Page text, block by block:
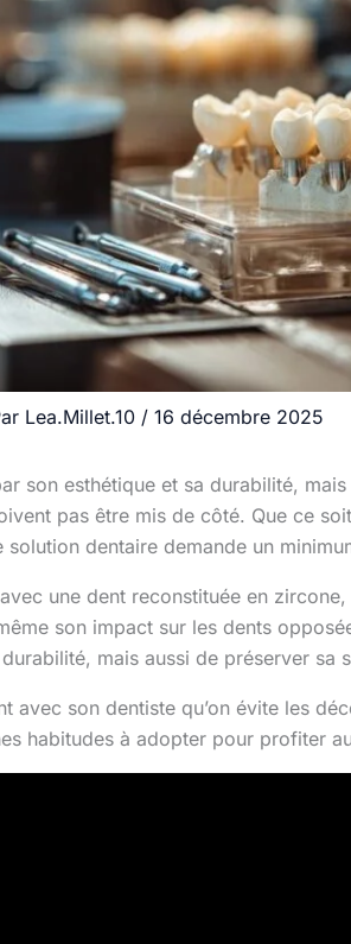
Lea.Millet.10 / 16 décembre 2025
son esthétique et sa durabilité,
pas être mis de côté. Que ce
dentaire demande un
une dent reconstituée en
son impact sur les dents
mais aussi de préserver
avec son dentiste qu’on évite les
habitudes à adopter pour profiter